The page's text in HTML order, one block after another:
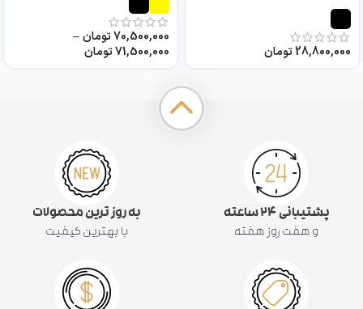
28,800,000تومان
70,500,000تومان–
71,500,000تومان
پشتیبانی ۲۴ ساعته
و هفت روز هفته
به روز ترین محصولات
با بهترین کیفیت